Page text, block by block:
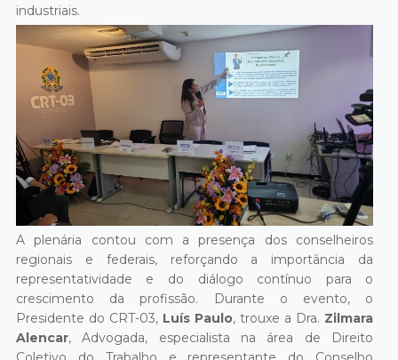
industriais.
A plenária contou com a presença dos conselheiros
regionais e federais, reforçando a importância da
representatividade e do diálogo contínuo para o
crescimento da profissão. Durante o evento, o
Presidente do CRT-03,Luís Paulo, trouxe a Dra. Zilmara
Alencar, Advogada, especialista na área de Direito